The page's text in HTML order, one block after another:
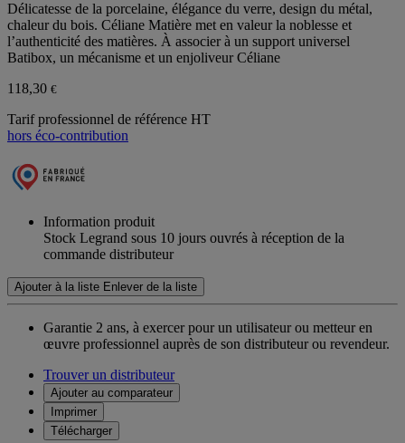
Délicatesse de la porcelaine, élégance du verre, design du métal,
chaleur du bois. Céliane Matière met en valeur la noblesse et
l’authenticité des matières. À associer à un support universel
Batibox, un mécanisme et un enjoliveur Céliane
118,30 €
Tarif professionnel de référence HT
hors éco-contribution
Information produit
Stock Legrand sous 10 jours ouvrés à réception de la
commande distributeur
Ajouter à la liste Enlever de la liste
Garantie 2 ans, à exercer pour un utilisateur ou metteur en
œuvre professionnel auprès de son distributeur ou revendeur.
Trouver un distributeur
Ajouter au comparateur
Imprimer
Télécharger